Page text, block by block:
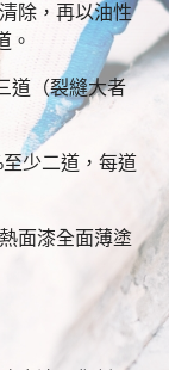
除，再以油性
。
道（裂縫大者
少二道，每道
面漆全面薄塗